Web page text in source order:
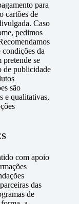
para
cartões de
Caso
pedimos
condições da
pretende se
de publicidade
são
e qualitativas,
com apoio
das
de